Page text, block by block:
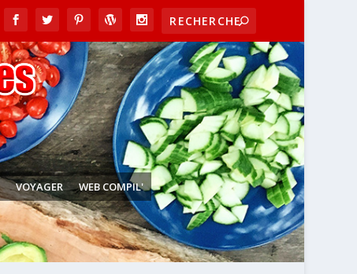
VOYAGER WEB COMPIL'